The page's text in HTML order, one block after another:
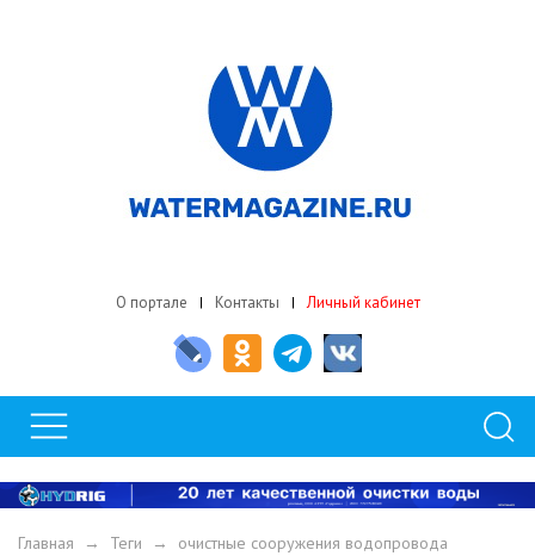
О портале Контакты Личный кабинет
Главная → Теги → очистные сооружения водопровода